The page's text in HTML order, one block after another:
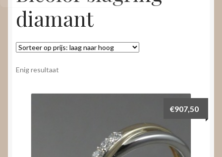
Contact
diamant
Enig resultaat
€907,50